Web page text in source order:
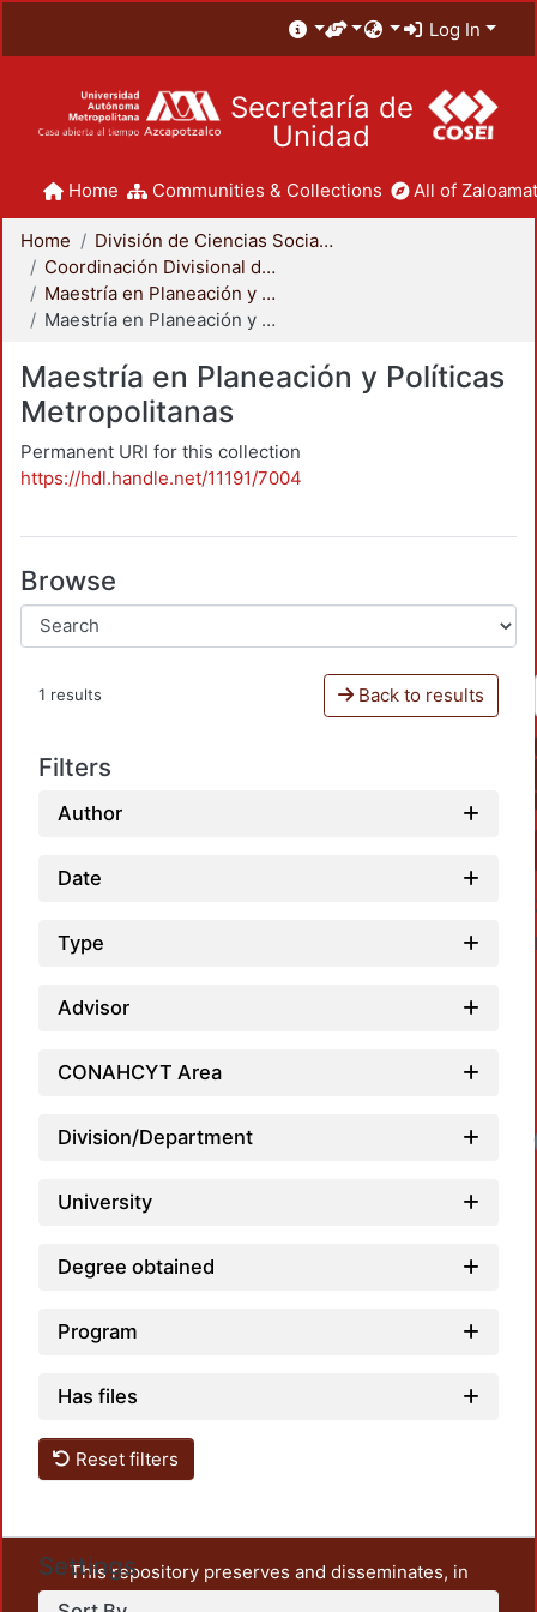
Log In
Secretaría de
Unidad
Home Communities & Collections All of
Home
División de Ciencias Sociales y Humanidades
Coordinación Divisional de Posgrado
Maestría en Planeación y Políticas Metropolitanas
Maestría en Planeación y Políticas Metropolitanas
Maestría en Planeación y Políticas
Metropolitanas
Permanent URI for this collection
https://hdl.handle.net/11191/7004
Browse
1 results Back to results
Filters
Author
Date
Type
Advisor
CONAHCYT Area
Division/Department
University
Degree obtained
Program
Has files
Reset filters
Settings
This repository preserves and disseminates, in
unrestricted open access, the teaching and research